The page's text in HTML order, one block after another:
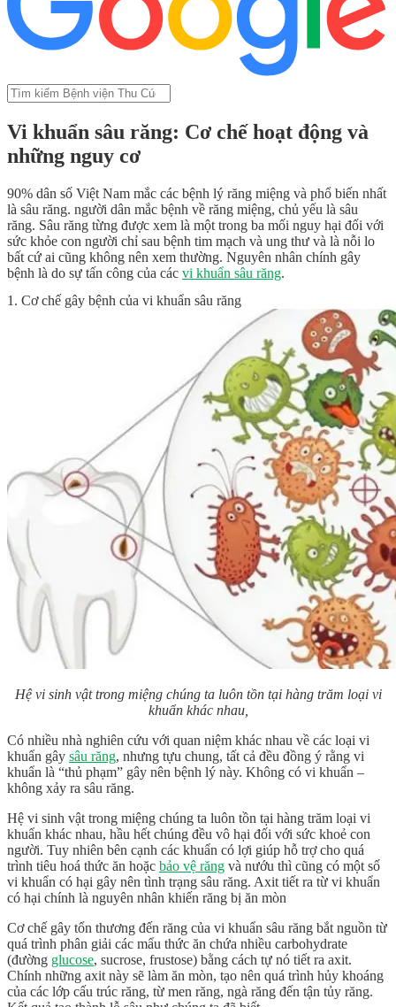
Vi khuẩn sâu răng: Cơ chế hoạt động và
những nguy cơ
90% dân số Việt Nam mắc các bệnh lý răng miệng và phổ biến nhất
là sâu răng. người dân mắc bệnh về răng miệng, chủ yếu là sâu
răng. Sâu răng từng được xem là một trong ba mối nguy hại đối với
sức khỏe con người chỉ sau bệnh tim mạch và ung thư và là nỗi lo
bất cứ ai cũng không nên xem thường. Nguyên nhân chính gây
bệnh là do sự tấn công của các vi khuẩn sâu răng.
1. Cơ chế gây bệnh của vi khuẩn sâu răng
Hệ vi sinh vật trong miệng chúng ta luôn tồn tại hàng trăm loại vi
khuẩn khác nhau,
Có nhiều nhà nghiên cứu với quan niệm khác nhau về các loại vi
khuẩn gây sâu răng, nhưng tựu chung, tất cả đều đồng ý rằng vi
khuẩn là “thủ phạm” gây nên bệnh lý này. Không có vi khuẩn –
không xảy ra sâu răng.
Hệ vi sinh vật trong miệng chúng ta luôn tồn tại hàng trăm loại vi
khuẩn khác nhau, hầu hết chúng đều vô hại đối với sức khoẻ con
người. Tuy nhiên bên cạnh các khuẩn có lợi giúp hỗ trợ cho quá
trình tiêu hoá thức ăn hoặc bảo vệ răng và nướu thì cũng có một số
vi khuẩn có hại gây nên tình trạng sâu răng. Axit tiết ra từ vi khuẩn
có hại chính là nguyên nhân khiến răng bị ăn mòn
Cơ chế gây tổn thương đến răng của vi khuẩn sâu răng bắt nguồn từ
quá trình phân giải các mẩu thức ăn chứa nhiều carbohydrate
(đường glucose, sucrose, frustose) bằng cách tự nó tiết ra axit.
Chính những axit này sẽ làm ăn mòn, tạo nên quá trình hủy khoáng
của các lớp cấu trúc răng, từ men răng, ngà răng đến tận tủy răng.